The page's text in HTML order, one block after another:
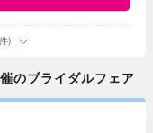
)
ブライダルフェア